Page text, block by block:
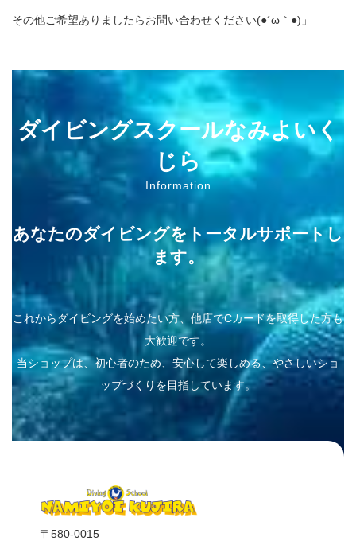
その他ご希望ありましたらお問い合わせください(●´ω｀●)」
ダイビングスクールなみよいく
じら
Information
あなたのダイビングをトータルサポートし
ます。
これからダイビングを始めたい方、他店でCカードを取得した方も
大歓迎です。
当ショップは、初心者のため、安心して楽しめる、やさしいショ
ップづくりを目指しています。
〒580-0015